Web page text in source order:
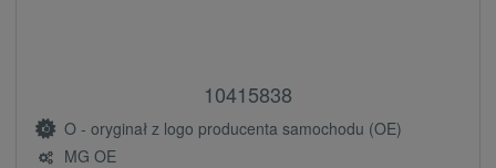
10415838
O - oryginał z logo producenta samochodu (OE)
MG OE